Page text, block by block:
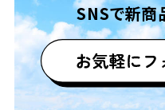
SNSで新商